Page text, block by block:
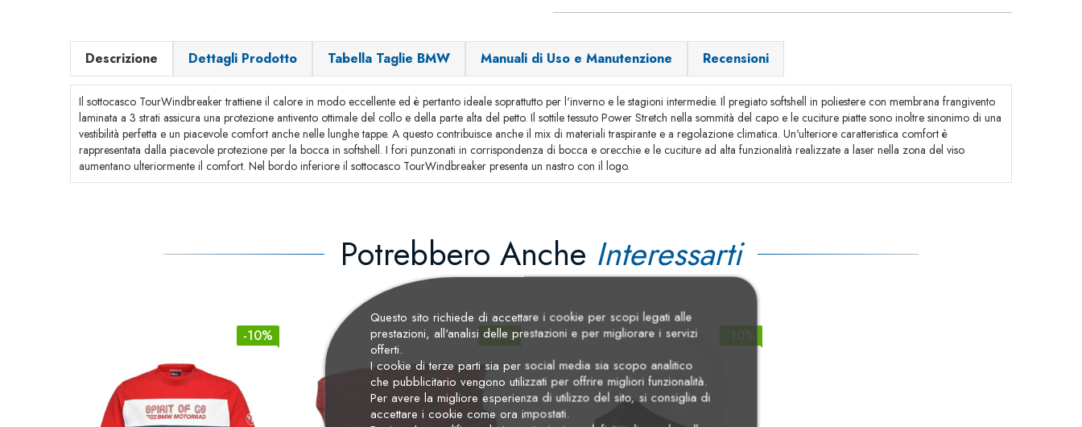
Descrizione Dettagli Prodotto Tabella Taglie BMW Manuali di Uso e Manutenzione Recensioni
Il sottocasco TourWindbreaker trattiene il calore in modo eccellente ed è pertanto ideale soprattutto per l'inverno e le stagioni intermedie. Il pregiato softshell in poliestere con membrana frangivento
laminata a 3 strati assicura una protezione antivento ottimale del collo e della parte alta del petto. Il sottile tessuto Power Stretch nella sommità del capo e le cuciture piatte sono inoltre sinonimo di una
vestibilità perfetta e un piacevole comfort anche nelle lunghe tappe. A questo contribuisce anche il mix di materiali traspirante e a regolazione climatica. Un'ulteriore caratteristica comfort è
rappresentata dalla piacevole protezione per la bocca in softshell. I fori punzonati in corrispondenza di bocca e orecchie e le cuciture ad alta funzionalità realizzate a laser nella zona del viso
aumentano ulteriormente il comfort. Nel bordo inferiore il sottocasco TourWindbreaker presenta un nastro con il logo.
Potrebbero Anche Interessarti
-10% -10% -10%
Questo sito richiede di accettare i cookie per scopi legati alle
prestazioni, all'analisi delle prestazioni e per migliorare i servizi
offerti.
I cookie di terze parti sia per social media sia scopo analitico
che pubblicitario vengono utilizzati per offrire migliori funzionalità.
Per avere la migliore esperienza di utilizzo del sito, si consiglia di
accettare i cookie come ora impostati.